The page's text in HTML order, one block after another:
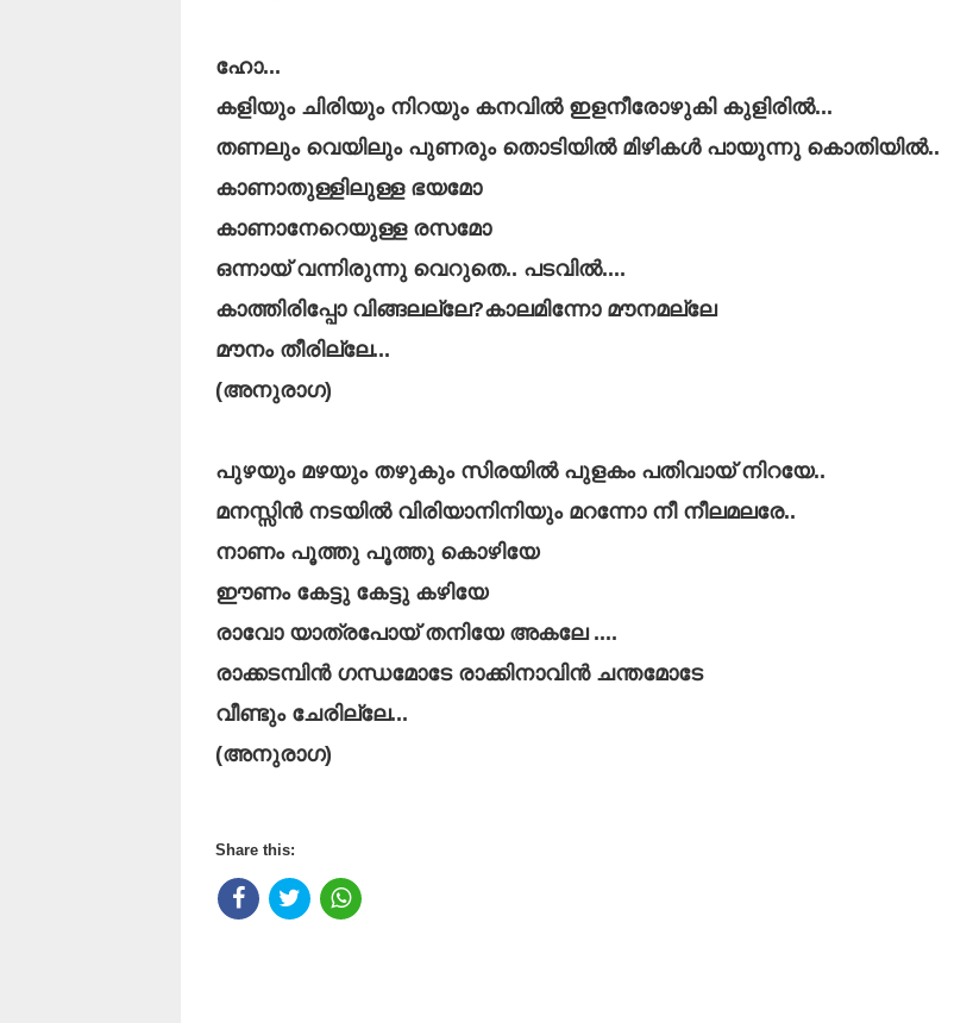
ഹോ...
കളിയും ചിരിയും നിറയും കനവിൽ ഇളനീരോഴുകി കുളിരിൽ‍...
തണലും വെയിലും പുണരും തൊടിയിൽ മിഴികൾ പായുന്നു കൊതിയിൽ..
കാണാതുള്ളിലുള്ള ഭയമോ
കാണാനേറെയുള്ള രസമോ
ഒന്നായ് വന്നിരുന്നു വെറുതെ.. പടവിൽ....
കാത്തിരിപ്പോ വിങ്ങലല്ലേ?കാലമിന്നോ മൗനമല്ലേ
മൗനം തീരില്ലേ...
(അനുരാഗ)
പുഴയും മഴയും തഴുകും സിരയിൽ പുളകം പതിവായ് നിറയേ..
മനസ്സിൻ നടയിൽ വിരിയാനിനിയും മറന്നോ നീ നീലമലരേ..
നാണം പൂത്തു പൂത്തു കൊഴിയേ
ഈണം കേട്ടു കേട്ടു കഴിയേ
രാവോ യാത്രപോയ് തനിയേ അകലേ ....
രാക്കടമ്പിൻ‍ ഗന്ധമോടേ രാക്കിനാവിൻ ചന്തമോടേ
വീണ്ടും ചേരില്ലേ...
(അനുരാഗ)
Share this: